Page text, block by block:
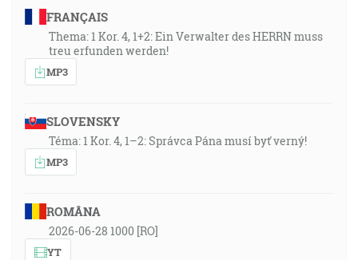
FRANÇAIS
Thema: 1 Kor. 4, 1+2: Ein Verwalter des HERRN muss
treu erfunden werden!
MP3
SLOVENSKY
Téma: 1 Kor. 4, 1–2: Správca Pána musí byť verný!
MP3
ROMÂNA
2026-06-28 1000 [RO]
YT